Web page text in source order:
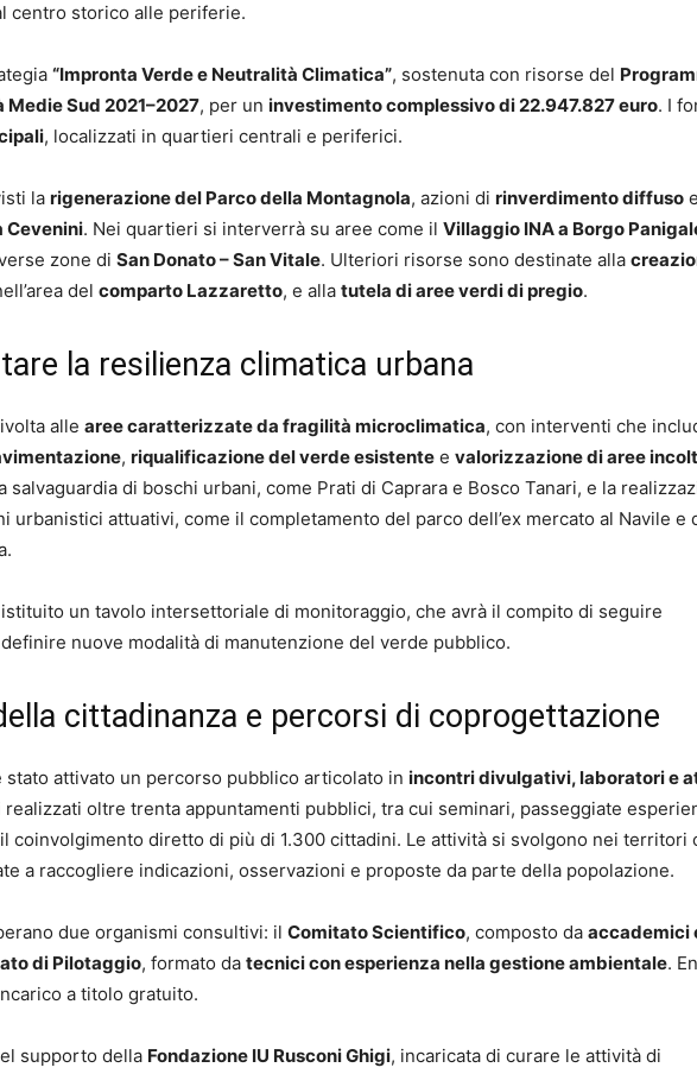
centro storico alle periferie.
“Impronta Verde e Neutralità Climatica”, sostenuta con risorse del
Medie Sud 2021–2027, per un investimento complessivo di 22.947.827 euro. I
, localizzati in quartieri centrali e periferici.
la rigenerazione del Parco della Montagnola, azioni di rinverdimento diffuso
Cevenini. Nei quartieri si interverrà su aree come il Villaggio INA a Borgo
zone di San Donato – San Vitale. Ulteriori risorse sono destinate alla
del comparto Lazzaretto, e alla tutela di aree verdi di pregio.
la resilienza climatica urbana
alle aree caratterizzate da fragilità microclimatica, con interventi che
, riqualificazione del verde esistente e valorizzazione di aree
salvaguardia di boschi urbani, come Prati di Caprara e Bosco Tanari, e la
urbanistici attuativi, come il completamento del parco dell’ex mercato al Navile e
istituito un tavolo intersettoriale di monitoraggio, che avrà il compito di seguire
nuove modalità di manutenzione del verde pubblico.
cittadinanza e percorsi di coprogettazione
attivato un percorso pubblico articolato in incontri divulgativi, laboratori e
realizzati oltre trenta appuntamenti pubblici, tra cui seminari, passeggiate
coinvolgimento diretto di più di 1.300 cittadini. Le attività si svolgono nei territori
a raccogliere indicazioni, osservazioni e proposte da parte della popolazione.
due organismi consultivi: il Comitato Scientifico, composto da accademici
di Pilotaggio, formato da tecnici con esperienza nella gestione ambientale.
a titolo gratuito.
supporto della Fondazione IU Rusconi Ghigi, incaricata di curare le attività di